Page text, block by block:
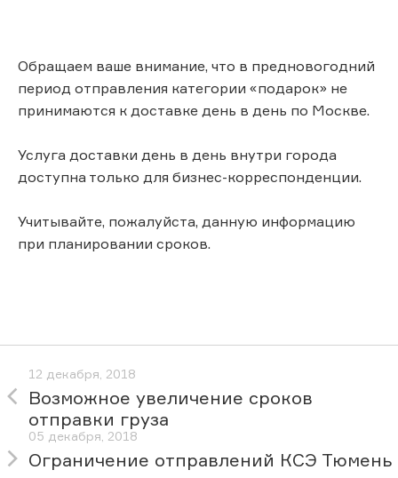
Обращаем ваше внимание, что в предновогодний
период отправления категории «подарок» не
принимаются к доставке день в день по Москве.
Услуга доставки день в день внутри города
доступна только для бизнес-корреспонденции.
Учитывайте, пожалуйста, данную информацию
при планировании сроков.
12 декабря, 2018
Возможное увеличение сроков
отправки груза
05 декабря, 2018
Ограничение отправлений КСЭ Тюмень